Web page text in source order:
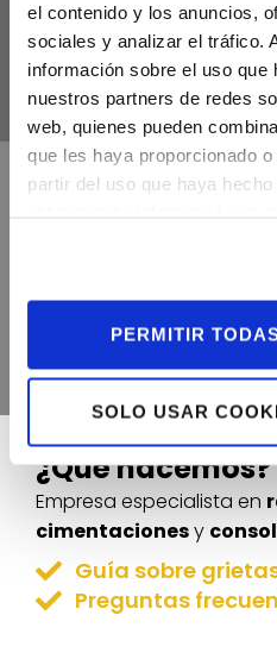
el contenido y los anuncios,
sociales y analizar el tráfico.
información sobre el uso que
nuestros partners de redes
web, quienes pueden
que les haya proporcionado
partir del uso que haya
PERMITIR
SOLO USAR
problema de grietas
en tu correo.
efectivas y las
para el problema
proyecto o vivienda.
para saber más.
¿Qué hacemos?
Empresa especialista en
cimentacionesy
Guía sobre
Preguntas